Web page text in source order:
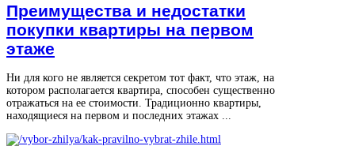
Преимущества и недостатки
покупки квартиры на первом
этаже
Ни для кого не является секретом тот факт, что этаж, на
котором располагается квартира, способен существенно
отражаться на ее стоимости. Традиционно квартиры,
находящиеся на первом и последних этажах ...